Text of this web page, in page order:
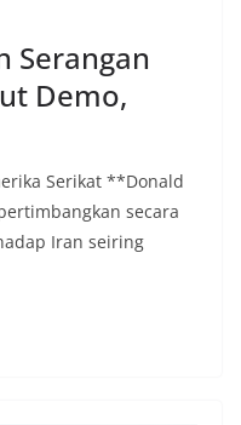
Serangan
Demo,
Serikat **Donald
secara
Iran seiring